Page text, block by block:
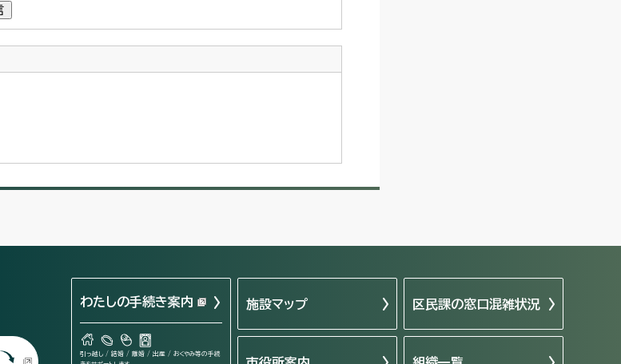
わたしの手続き案内
引っ越し / 結婚 / 離婚 / 出産 / おくやみ等の手続
施設マップ 区民課の窓口混雑状況